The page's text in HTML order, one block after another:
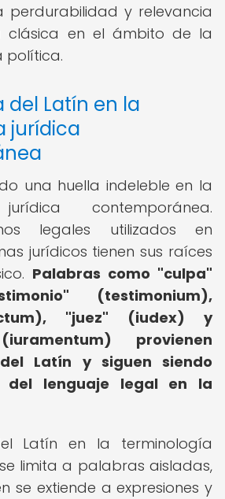
perdurabilidad y relevancia
clásica en el ámbito de la
política.
del Latín en la
jurídica
una huella indeleble en la
contemporánea.
legales utilizados en
jurídicos tienen sus raíces
Palabras como "culpa"
(testimonium),
"juez" (iudex) y
provienen
Latín y siguen siendo
del lenguaje legal en la
Latín en la terminología
limita a palabras aisladas,
se extiende a expresiones y